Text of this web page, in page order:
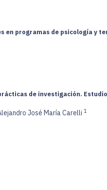
en programas de psicología y
de investigación.
José María Carelli 1